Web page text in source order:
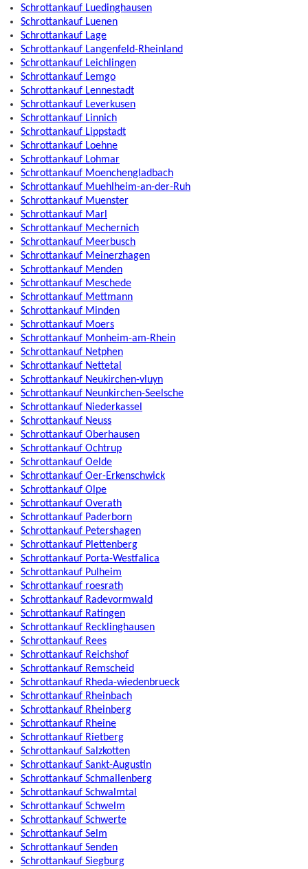
Schrottankauf Luedinghausen
Schrottankauf Luenen
Schrottankauf Lage
Schrottankauf Langenfeld-Rheinland
Schrottankauf Leichlingen
Schrottankauf Lemgo
Schrottankauf Lennestadt
Schrottankauf Leverkusen
Schrottankauf Linnich
Schrottankauf Lippstadt
Schrottankauf Loehne
Schrottankauf Lohmar
Schrottankauf Moenchengladbach
Schrottankauf Muehlheim-an-der-Ruh
Schrottankauf Muenster
Schrottankauf Marl
Schrottankauf Mechernich
Schrottankauf Meerbusch
Schrottankauf Meinerzhagen
Schrottankauf Menden
Schrottankauf Meschede
Schrottankauf Mettmann
Schrottankauf Minden
Schrottankauf Moers
Schrottankauf Monheim-am-Rhein
Schrottankauf Netphen
Schrottankauf Nettetal
Schrottankauf Neukirchen-vluyn
Schrottankauf Neunkirchen-Seelsche
Schrottankauf Niederkassel
Schrottankauf Neuss
Schrottankauf Oberhausen
Schrottankauf Ochtrup
Schrottankauf Oelde
Schrottankauf Oer-Erkenschwick
Schrottankauf Olpe
Schrottankauf Overath
Schrottankauf Paderborn
Schrottankauf Petershagen
Schrottankauf Plettenberg
Schrottankauf Porta-Westfalica
Schrottankauf Pulheim
Schrottankauf roesrath
Schrottankauf Radevormwald
Schrottankauf Ratingen
Schrottankauf Recklinghausen
Schrottankauf Rees
Schrottankauf Reichshof
Schrottankauf Remscheid
Schrottankauf Rheda-wiedenbrueck
Schrottankauf Rheinbach
Schrottankauf Rheinberg
Schrottankauf Rheine
Schrottankauf Rietberg
Schrottankauf Salzkotten
Schrottankauf Sankt-Augustin
Schrottankauf Schmallenberg
Schrottankauf Schwalmtal
Schrottankauf Schwelm
Schrottankauf Schwerte
Schrottankauf Selm
Schrottankauf Senden
Schrottankauf Siegburg